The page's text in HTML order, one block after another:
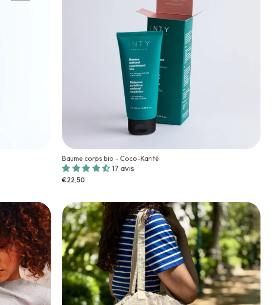
Baume corps bio - Coco-Karité
17 avis
€22,50